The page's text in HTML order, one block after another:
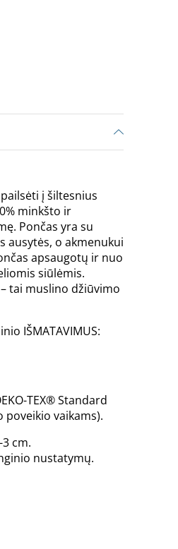
į šiltesnius
minkšto ir
Pončas yra su
ausytės, o akmenukui
apsaugotų ir nuo
siūlėmis.
tai muslino džiūvimo
IŠMATAVIMUS:
TEX® Standard
poveikio vaikams).
cm.
nustatymų.